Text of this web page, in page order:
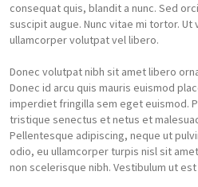
consequat quis, blandit a nunc. Sed
suscipit augue. Nunc vitae mi tortor.
ullamcorper volutpat vel libero.
Donec volutpat nibh sit amet libero
Donec id arcu quis mauris euismod
imperdiet fringilla sem eget euismod.
tristique senectus et netus et
Pellentesque adipiscing, neque ut
odio, eu ullamcorper turpis nisl sit
non scelerisque nibh. Vestibulum ut